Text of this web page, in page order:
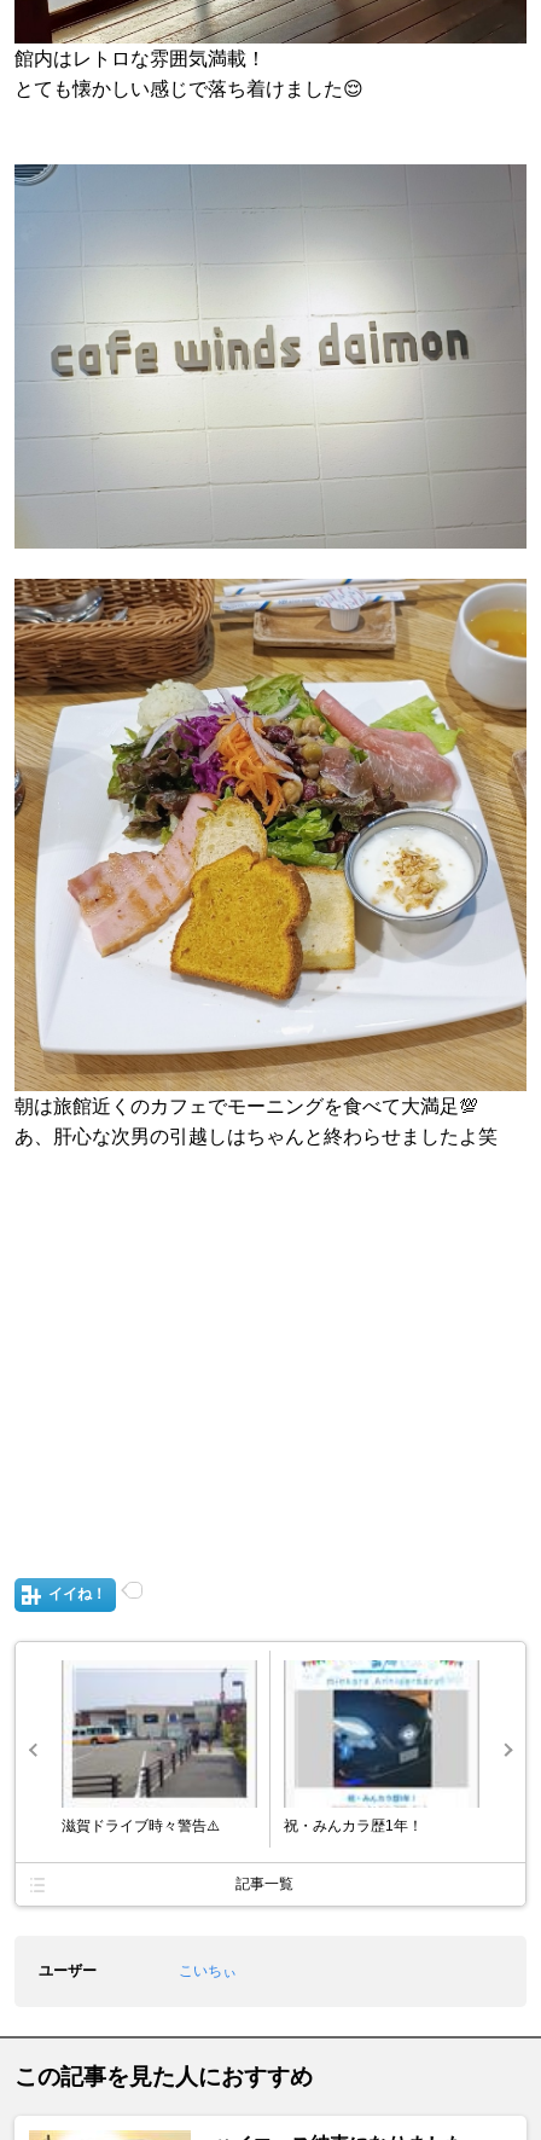
館内はレトロな雰囲気満載！
とても懐かしい感じで落ち着けました😌
朝は旅館近くのカフェでモーニングを食べて大満足💯
あ、肝心な次男の引越しはちゃんと終わらせましたよ笑
イイね！
滋賀ドライブ時々警告⚠️ 祝・みんカラ歴1年！
記事一覧
ユーザー こいちぃ
この記事を見た人におすすめ